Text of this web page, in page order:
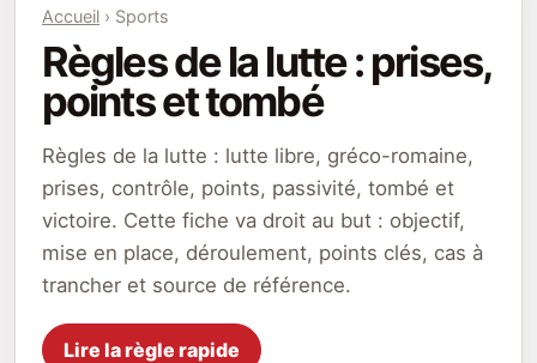
Accueil › Sports
Règles de la lutte : prises,
points et tombé
Règles de la lutte : lutte libre, gréco-romaine,
prises, contrôle, points, passivité, tombé et
victoire. Cette fiche va droit au but : objectif,
mise en place, déroulement, points clés, cas à
trancher et source de référence.
Lire la règle rapide